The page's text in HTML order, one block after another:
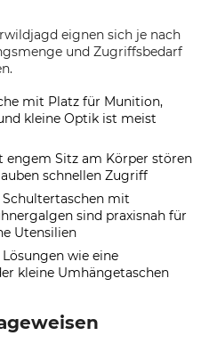
eignen sich je nach
und Zugriffsbedarf
mit Platz für Munition,
kleine Optik ist meist
engem Sitz am Körper stören
schnellen Zugriff
Schultertaschen mit
sind praxisnah für
Utensilien
wie eine
kleine Umhängetaschen